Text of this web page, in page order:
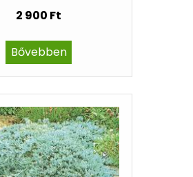
2 900 Ft
Bővebben